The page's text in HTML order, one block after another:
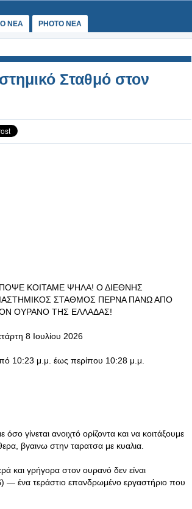
NEA PHOTO NEA
Σταθμό στον
ΚΟΙΤΑΜΕ ΨΗΛΑ! Ο ΔΙΕΘΝΗΣ
ΣΤΑΘΜΟΣ ΠΕΡΝΑ ΠΑΝΩ ΑΠΟ
ΟΥΡΑΝΟ ΤΗΣ ΕΛΛΑΔΑΣ!
8 Ιουλίου 2026
10:23 μ.μ. έως περίπου 10:28 μ.μ.
γίνεται ανοιχτό ορίζοντα και να κοιτάξουμε
βγαινω στην ταρατσα με κυαλια.
και γρήγορα στον ουρανό δεν είναι
— ένα τεράστιο επανδρωμένο εργαστήριο που